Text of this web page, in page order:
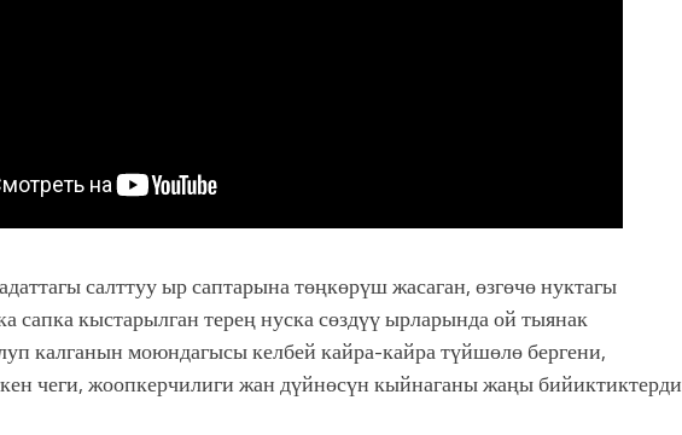
салттуу ыр саптарына төңкөрүш жасаган, өзгөчө нуктагы
сапка кыстарылган терең нуска сөздүү ырларында ой тыянак
калганын моюндагысы келбей кайра-кайра түйшөлө бергени,
чеги, жоопкерчилиги жан дүйнөсүн кыйнаганы жаңы бийиктиктерди